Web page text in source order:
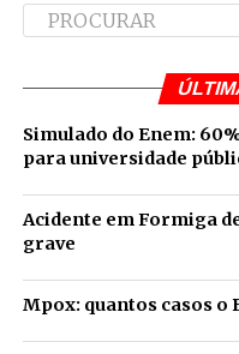
Simulado do Enem:
para universidade
Acidente em Formiga
grave
Mpox: quantos casos